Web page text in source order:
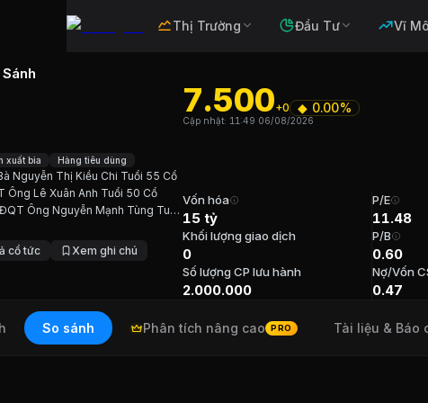
Thị Trường Đầu Tư Vĩ Mô
CTCP Bia Ha noi - Nam dinh
Đồ uống, Sản xuất bia, Hàng tiêu dùng UPCOM.
Ha noi - Nam dinh
Bà Nguyễn Thị Kiều Chi Tuổi 55 Cổ phần (-) Năm
xuất bia Hàng tiêu dùng
Nguyễn Thị Kiều Chi Tuổi 55 Cổ
Lê Xuân Anh Tuổi 50 Cổ
Ông Nguyễn Mạnh Tùng Tuổi
Phó GĐ Ông Trần Đại
cổ tức
Xem ghi chú
7.500+0 ◆ 0.00%
Cập nhật: 11:49 06/08/2026
Vốn hóa
15 tỷ
Khối lượng giao dịch
0
Số lượng CP lưu hành
2.000.000
P/E
11.48
P/B
0.60
Nợ/Vốn
0.47
So sánh Phân tích nâng cao PRO Tài liệu & Báo